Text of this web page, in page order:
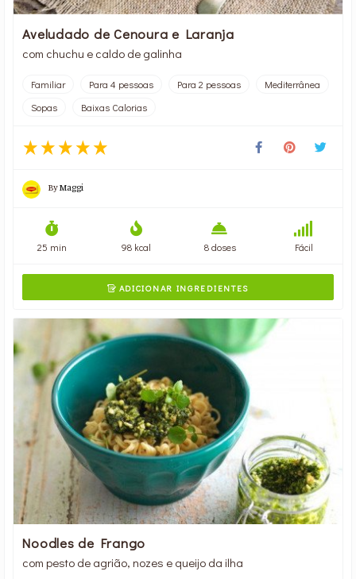
Aveludado de Cenoura e Laranja
com chuchu e caldo de galinha
Familiar Para 4 pessoas Para 2 pessoas
Mediterrânea
Sopas
Baixas Calorias
ByMaggi
25 min 98 kcal 8 doses Fácil
ADICIONAR INGREDIENTES
Noodles de Frango
com pesto de agrião, nozes e queijo da ilha